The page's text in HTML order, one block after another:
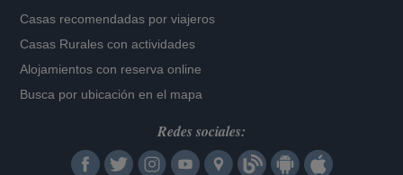
Casas recomendadas por viajeros
Casas Rurales con actividades
Alojamientos con reserva online
Busca por ubicación en el mapa
Redes sociales: